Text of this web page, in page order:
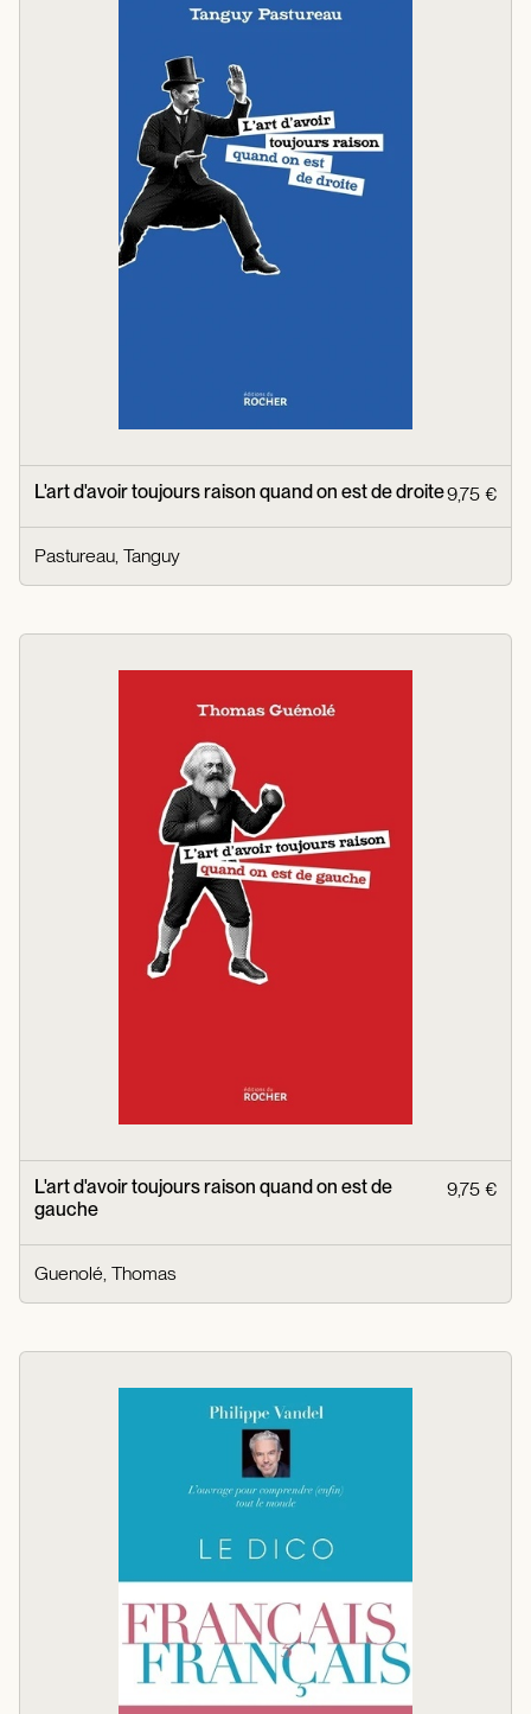
L'art d'avoir toujours raison quand on est de droite9,75 €
Pastureau, Tanguy
L'art d'avoir toujours raison quand on est de
gauche
9,75 €
Guenolé, Thomas